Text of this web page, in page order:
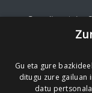
Gure lizentzia:
Gu eta gure
ditugu zure gailuan
datu